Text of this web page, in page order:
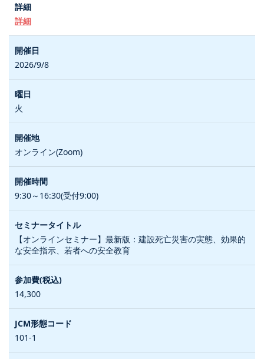
詳細
2026/9/8
火
オンライン(Zoom)
9:30～16:30(受付9:00)
【オンラインセミナー】最新版：建設死亡災害の実態、効果的
な安全指示、若者への安全教育
14,300
101-1